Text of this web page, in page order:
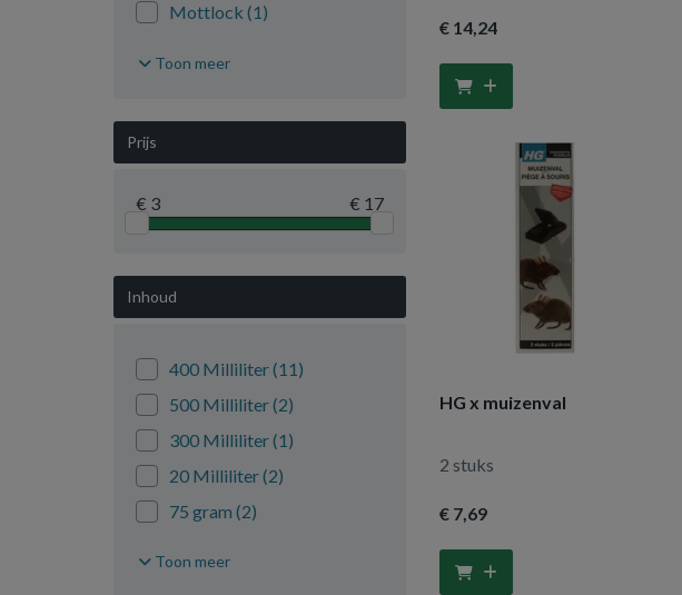
Wasmiddel(135)
Mottlock (1)
Toon meer
Prijs
€ 3 € 17
Inhoud
400 Milliliter(11)
500 Milliliter(2)
300 Milliliter(1)
20 Milliliter(2)
75 gram (2)
Toon meer
€ 14,24
HG x muizenval
2 stuks
€ 7,69